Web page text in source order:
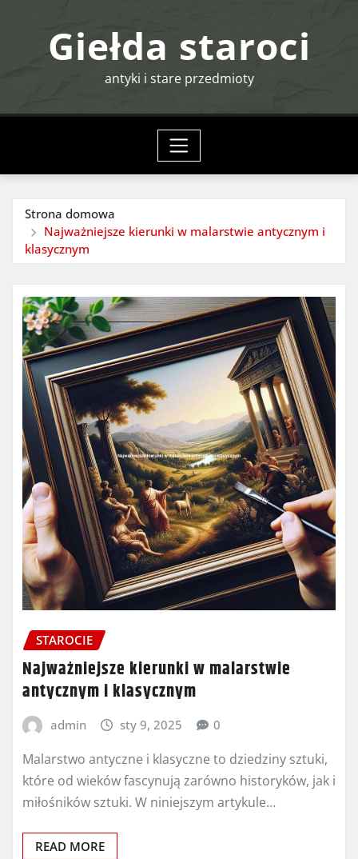
Giełda staroci
antyki i stare przedmioty
Strona domowa
Najważniejsze kierunki w malarstwie antycznym i
klasycznym
STAROCIE
Najważniejsze kierunki w malarstwie
antycznym i klasycznym
admin sty 9, 2025 0
Malarstwo antyczne i klasyczne to dziedziny sztuki,
które od wieków fascynują zarówno historyków, jak i
miłośników sztuki. W niniejszym artykule…
READ MORE